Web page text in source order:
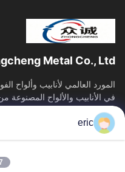
Metal Co., Ltd.
المورد العالمي لأنابيب وألواح
في الأنابيب والألواح المصنوعة
توريد...
روابط سريعة
eric